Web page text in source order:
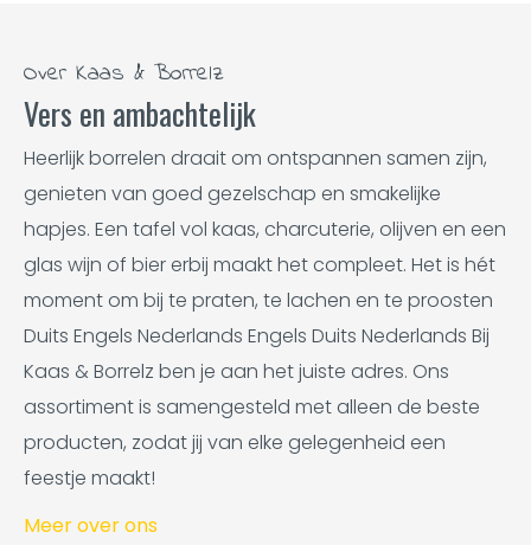
Over Kaas & Borrelz
Vers en ambachtelijk
Heerlijk borrelen draait om ontspannen samen zijn,
genieten van goed gezelschap en smakelijke
hapjes. Een tafel vol kaas, charcuterie, olijven en een
glas wijn of bier erbij maakt het compleet. Het is hét
moment om bij te praten, te lachen en te proosten
Duits Engels Nederlands Engels Duits Nederlands Bij
Kaas & Borrelz ben je aan het juiste adres. Ons
assortiment is samengesteld met alleen de beste
producten, zodat jij van elke gelegenheid een
feestje maakt!
Meer over ons